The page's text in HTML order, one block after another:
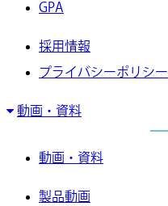
GPA
採用情報
プライバシーポリシー
動画・資料
動画・資料
製品動画